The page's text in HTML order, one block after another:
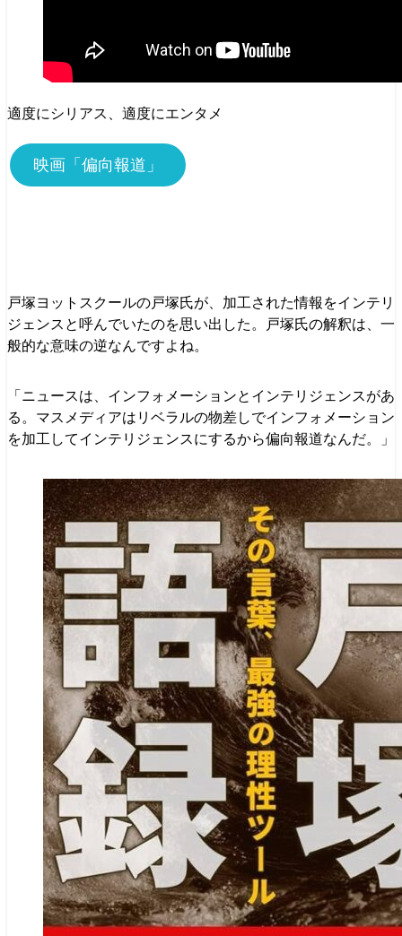
適度にシリアス、適度にエンタメ
映画「偏向報道」
戸塚ヨットスクールの戸塚氏が、加工された情報をインテリ
ジェンスと呼んでいたのを思い出した。戸塚氏の解釈は、一
般的な意味の逆なんですよね。
「ニュースは、インフォメーションとインテリジェンスがあ
る。マスメディアはリベラルの物差しでインフォメーション
を加工してインテリジェンスにするから偏向報道なんだ。」